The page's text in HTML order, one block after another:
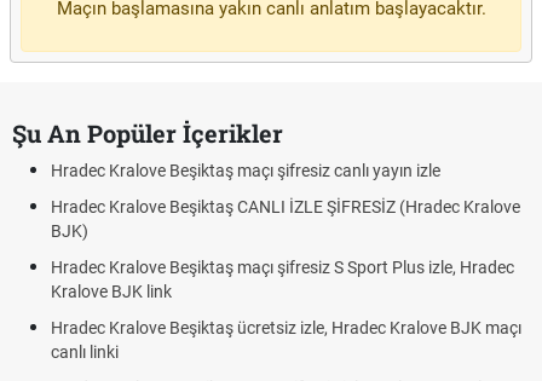
Maçın başlamasına yakın canlı anlatım başlayacaktır.
Şu An Popüler İçerikler
Hradec Kralove Beşiktaş maçı şifresiz canlı yayın izle
Hradec Kralove Beşiktaş CANLI İZLE ŞİFRESİZ (Hradec Kralove
BJK)
Hradec Kralove Beşiktaş maçı şifresiz S Sport Plus izle, Hradec
Kralove BJK link
Hradec Kralove Beşiktaş ücretsiz izle, Hradec Kralove BJK maçı
canlı linki